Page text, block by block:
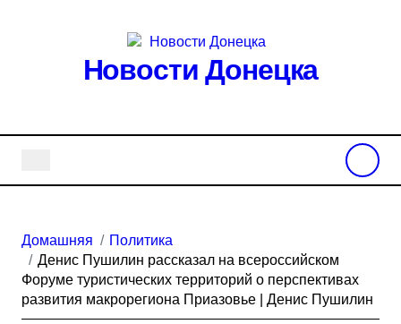
Новости Донецка
Домашняя
Политика
Денис Пушилин рассказал на всероссийском
Форуме туристических территорий о перспективах
развития макрорегиона Приазовье | Денис Пушилин